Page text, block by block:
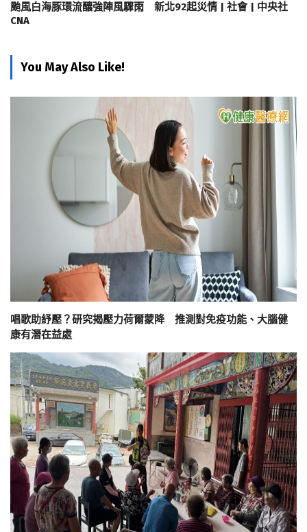
颱風白海豚環流釀強陣風驟雨 新北92起災情 | 社會 | 中央社
CNA
You May Also Like!
唱歌助紓壓？研究揭壓力荷爾蒙降 推測對免疫功能、大腦健
康有潛在益處